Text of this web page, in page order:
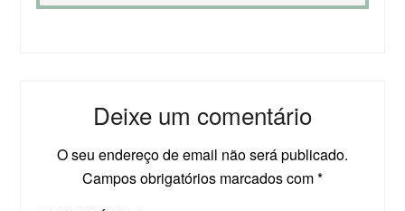
Deixe um comentário
O seu endereço de email não será publicado.
Campos obrigatórios marcados com*